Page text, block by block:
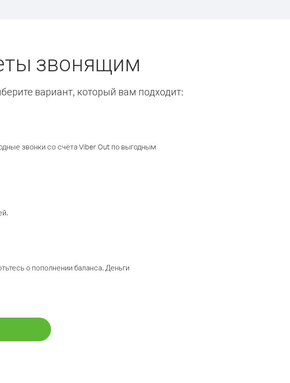
звонящим
вариант, который вам подходит:
звонки со счёта Viber Out по выгодным
о пополнении баланса. Деньги